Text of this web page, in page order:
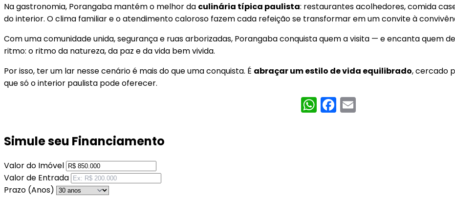
Na gastronomia, Porangaba mantém o melhor da culinária típica paulista: restaurantes acolhedores, comida
do interior. O clima familiar e o atendimento caloroso fazem cada refeição se transformar em um convite à
Com uma comunidade unida, segurança e ruas arborizadas, Porangaba conquista quem a visita — e encanta quem
ritmo: o ritmo da natureza, da paz e da vida bem vivida.
Por isso, ter um lar nesse cenário é mais do que uma conquista. É abraçar um estilo de vida equilibrado, cercado
que só o interior paulista pode oferecer.
WhatsApp
Facebook
Simule seu Financiamento
Valor do Imóvel
Valor de Entrada
Prazo (Anos)